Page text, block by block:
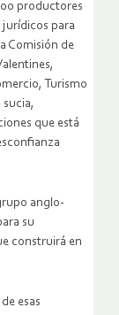
productores
para
Comisión de
Turismo
que está
anglo-
su
construirá en
esas